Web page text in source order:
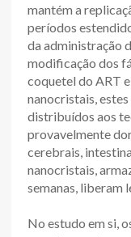
mantém a
períodos
da administração
modificação dos
coquetel do ART
nanocristais,
distribuídos aos
provavelmente
cerebrais,
nanocristais,
semanas, liberam
No estudo em si,